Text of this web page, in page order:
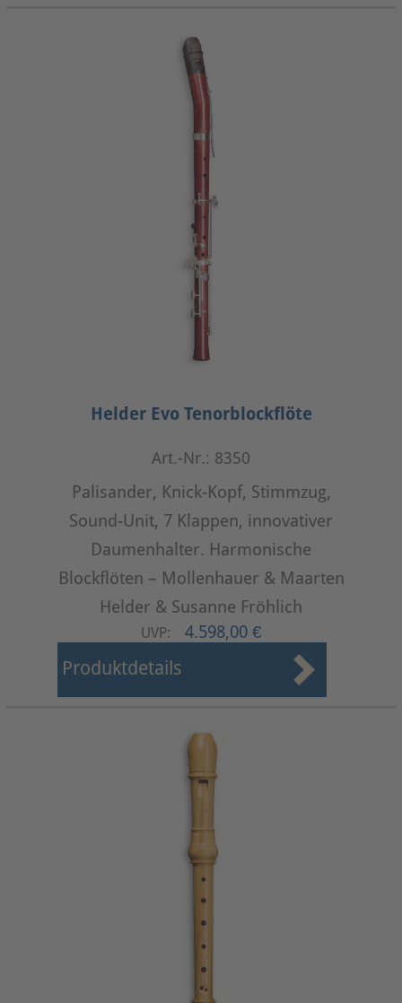
Helder Evo Tenorblockflöte
Art.-Nr.: 8350
Palisander, Knick-Kopf, Stimmzug,
Sound-Unit, 7 Klappen, innovativer
Daumenhalter. Harmonische
Blockflöten – Mollenhauer & Maarten
Helder & Susanne Fröhlich
UVP: 4.598,00 €
Produktdetails